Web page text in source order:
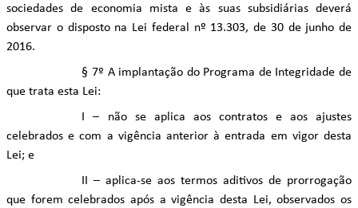
sociedades de economia mista e às suas subsidiárias deverá
observar o disposto na Lei federal nº 13.303, de 30 de junho de
2016.
§ 7º A implantação do Programa de Integridade de
que trata esta Lei:
I – não se aplica aos contratos e aos ajustes
celebrados e com a vigência anterior à entrada em vigor desta
Lei; e
II – aplica-se aos termos aditivos de prorrogação
que forem celebrados após a vigência desta Lei, observados os